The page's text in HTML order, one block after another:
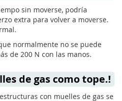
sin moverse, podría
extra para volver a moverse.
normalmente no se puede
de 200 N con las manos.
de gas como tope.!
con muelles de gas se